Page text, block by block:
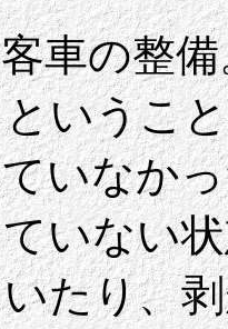
車の整
いうこ
いなか
いない
たり、